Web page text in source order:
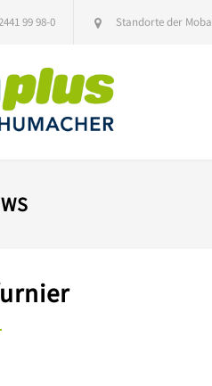
99 98-0 Standorte der